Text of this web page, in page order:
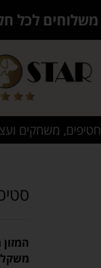
משלוחים לכל
חטיפים, משחקים
משקל